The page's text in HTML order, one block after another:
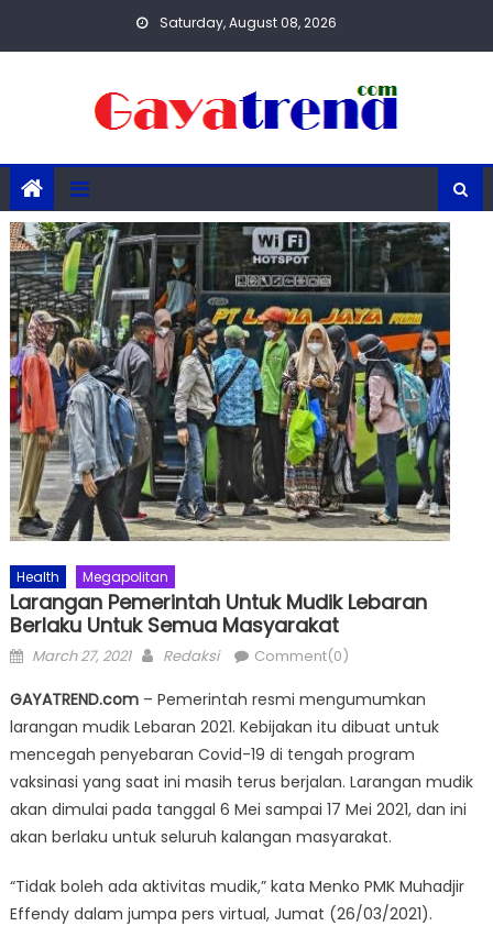
Saturday, August 08, 2026
Health Megapolitan
Larangan Pemerintah Untuk Mudik Lebaran
Berlaku Untuk Semua Masyarakat
Posted
March 27, 2021 Author
Redaksi Comment(0)
GAYATREND.com– Pemerintah resmi mengumumkan
larangan mudik Lebaran 2021. Kebijakan itu dibuat untuk
mencegah penyebaran Covid-19 di tengah program
vaksinasi yang saat ini masih terus berjalan. Larangan mudik
akan dimulai pada tanggal 6 Mei sampai 17 Mei 2021, dan ini
akan berlaku untuk seluruh kalangan masyarakat.
“Tidak boleh ada aktivitas mudik,” kata Menko PMK Muhadjir
Effendy dalam jumpa pers virtual, Jumat (26/03/2021).